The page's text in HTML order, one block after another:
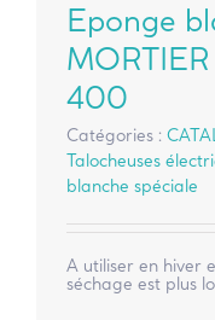
Eponge
400
Catégories :
Talocheuses
blanche spéciale
A utiliser en hiver
séchage est plus